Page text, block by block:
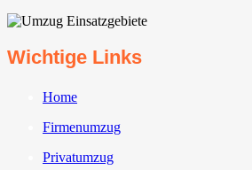
Wichtige Links
Home
Firmenumzug
Privatumzug